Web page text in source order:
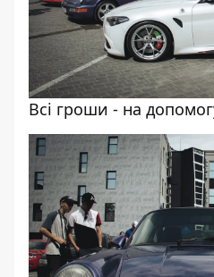
Всі гроши - на